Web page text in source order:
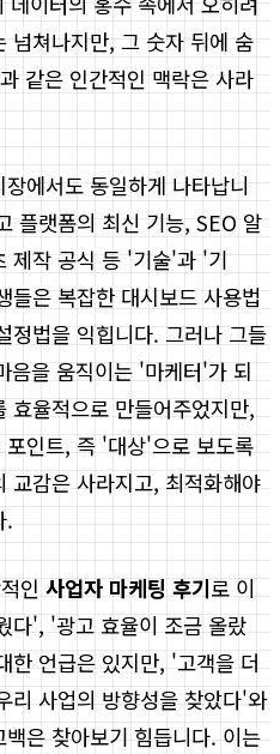
넘쳐나지만, 그 숫자 뒤에 숨
같은 인간적인 맥락은 사라
에서도 동일하게 나타납니
플랫폼의 최신 기능, SEO 알
제작 공식 등 '기술'과 '기
은 복잡한 대시보드 사용법
정법을 익힙니다. 그러나 그들
을 움직이는 '마케터'가 되
효율적으로 만들어주었지만,
인트, 즉 '대상'으로 보도록
교감은 사라지고, 최적화해야
.
인 사업자 마케팅 후기로 이
다', '광고 효율이 조금 올랐
한 언급은 있지만, '고객을 더
리 사업의 방향성을 찾았다'와
은 찾아보기 힘듭니다. 이는